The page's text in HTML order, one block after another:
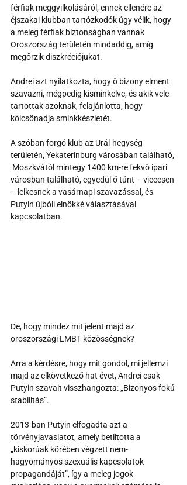
férfiak meggyilkolásáról, ennek ellenére az
éjszakai klubban tartózkodók úgy vélik, hogy
a meleg férfiak biztonságban vannak
Oroszország területén mindaddig, amíg
megőrzik diszkréciójukat.
Andrei azt nyilatkozta, hogy ő bizony elment
szavazni, mégpedig kisminkelve, és akik vele
tartottak azoknak, felajánlotta, hogy
kölcsönadja sminkkészletét.
A szóban forgó klub az Urál-hegység
területén, Yekaterinburg városában található,
Moszkvától mintegy 1400 km-re fekvő ipari
városban található, egyedül ő tűnt – viccesen
– lelkesnek a vasárnapi szavazással, és
Putyin újbóli elnökké választásával
kapcsolatban.
De, hogy mindez mit jelent majd az
oroszországi LMBT közösségnek?
Arra a kérdésre, hogy mit gondol, mi jellemzi
majd az elkövetkező hat évet, Andrei csak
Putyin szavait visszhangozta: „Bizonyos fokú
stabilitás”.
2013-ban Putyin elfogadta azt a
törvényjavaslatot, amely betiltotta a
„kiskorúak körében végzett nem-
hagyományos szexuális kapcsolatok
propagandáját”, így a meleg jogok